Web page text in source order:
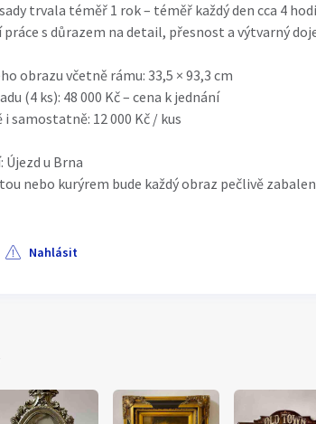
trvala téměř 1 rok – téměř každý den cca 4
s důrazem na detail, přesnost a výtvarný
obrazu včetně rámu: 33,5 × 93,3 cm
(4 ks): 48 000 Kč – cena k jednání
samostatně: 12 000 Kč / kus
Újezd u Brna
nebo kurýrem bude každý obraz pečlivě
Nahlásit